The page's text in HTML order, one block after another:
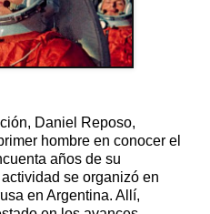
Daniel Reposo,
hombre en conocer el
años de su
se organizó en
en Argentina. Allí,